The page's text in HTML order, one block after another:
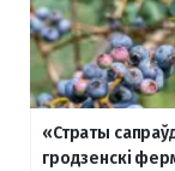
«Страты
гродзенскі